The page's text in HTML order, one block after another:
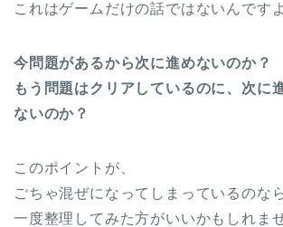
これはゲームだけの話ではないんです
今問題があるから次に進めないのか？
もう問題はクリアしているのに、次に
ないのか？
このポイントが、
ごちゃ混ぜになってしまっているのなら
一度整理してみた方がいいかもしれま